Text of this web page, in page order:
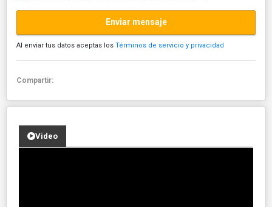
Enviar mensaje
Al enviar tus datos aceptas los Términos de servicio y privacidad
Compartir:
Video